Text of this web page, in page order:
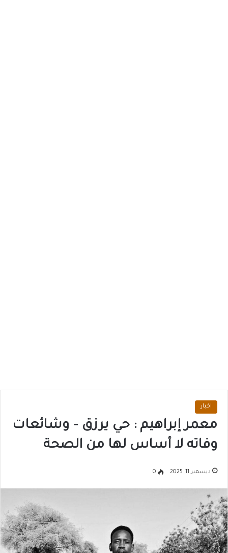
اخبار
معمر إبراهيم : حي يرزق – وشائعات
وفاته لا أساس لها من الصحة
ديسمبر 11, 2025 0